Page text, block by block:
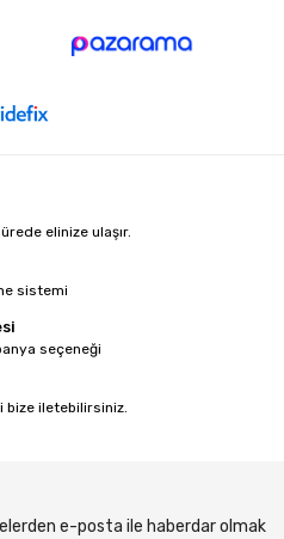
elinize ulaşır.
sistemi
seçeneği
bize iletebilirsiniz.
e-posta ile haberdar olmak